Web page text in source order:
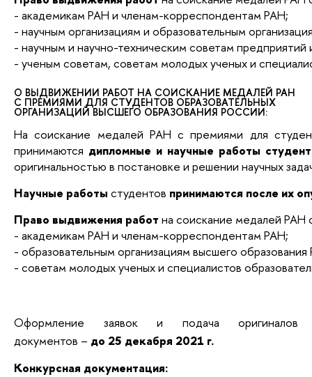
- академикам РАН и членам-корреспондентам РАН;
- научным организациям и образовательным
- научным и научно-техническим советам предприятий
- ученым советам, советам молодых ученых и
О ВЫДВИЖЕНИИ РАБОТ НА СОИСКАНИЕ МЕДАЛЕЙ РАН
С ПРЕМИЯМИ ДЛЯ СТУДЕНТОВ ОБРАЗОВАТЕЛЬНЫХ
ОРГАНИЗАЦИЙ ВЫСШЕГО ОБРАЗОВАНИЯ РОССИИ:
На соискание медалей РАН с премиями для
принимаются дипломные и научные работы
оригинальностью в постановке и решении научных
Научные работы студентов принимаются после их
Право выдвижения работ на соискание медалей РАН
- академикам РАН и членам-корреспондентам РАН;
- образовательным организациям высшего
- советам молодых ученых и специалистов
Оформление заявок и подача оригиналов
документов – до 25 декабря 2021 г.
Конкурсная документация: